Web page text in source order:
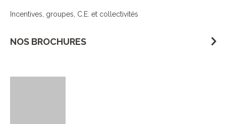
Incentives, groupes, C.E. et collectivités
NOS BROCHURES